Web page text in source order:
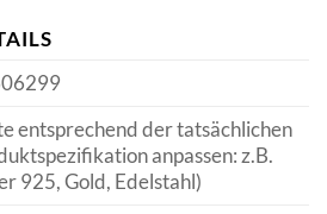
entsprechend der tatsächlichen
anpassen: z.B.
925, Gold, Edelstahl)